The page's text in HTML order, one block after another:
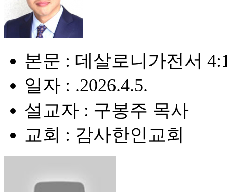
본문 : 데살로니가전서
일자 : .2026.4.5.
설교자 : 구봉주 목사
교회 : 감사한인교회